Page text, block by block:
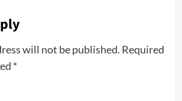
will not be published. Required
*